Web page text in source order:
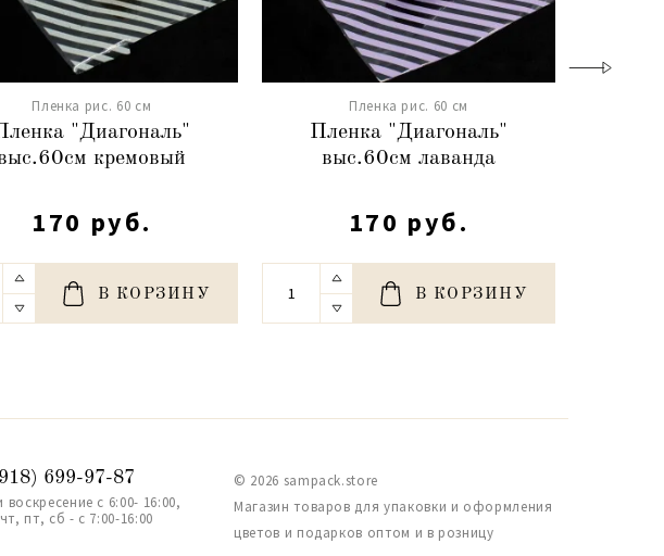
Пленка рис. 60 см
"Диагональ"
кремовый
170 руб.
В КОРЗИНУ
Пленка рис. 60 см
Пленка "Диагональ"
выс.60см лаванда
170 руб.
В КОРЗИНУ
699-97-87
воскресение с 6:00- 16:00,
пт, сб - с 7:00-16:00
© 2026 sampack.store
Магазин товаров для упаковки и оформления
цветов и подарков оптом и в розницу